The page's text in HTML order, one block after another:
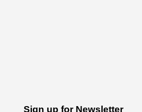
Sign up for Newsletter